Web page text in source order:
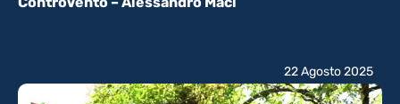
22 Agosto 2025